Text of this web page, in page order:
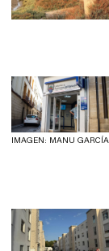
IMAGEN: MANU GARCÍA